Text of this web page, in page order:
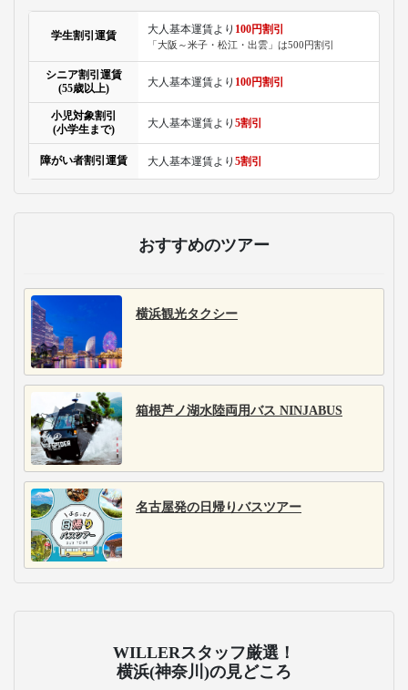
学生割引運賃
大人基本運賃より 100円割引
「大阪～米子・松江・出雲」は500円割引
シニア割引運賃
(55歳以上)
大人基本運賃より 100円割引
小児対象割引
(小学生まで)
大人基本運賃より 5割引
障がい者割引運賃 大人基本運賃より 5割引
おすすめのツアー
横浜観光タクシー
箱根芦ノ湖水陸両用バス NINJABUS
名古屋発の日帰りバスツアー
WILLERスタッフ厳選！
横浜(神奈川)の見どころ